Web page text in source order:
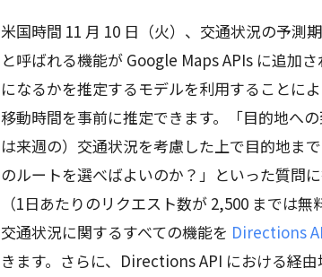
米国時間 11 月 10 日（火）、交通状況の予
と呼ばれる機能が Google Maps APIs に追加
になるかを推定するモデルを利用することに
移動時間を事前に推定できます。「目的地へ
は来週の）交通状況を考慮した上で目的地ま
のルートを選べばよいのか？」といった質問
（1日あたりのリクエスト数が 2,500 までは
交通状況に関するすべての機能を Directions
きます。さらに、Directions API における経